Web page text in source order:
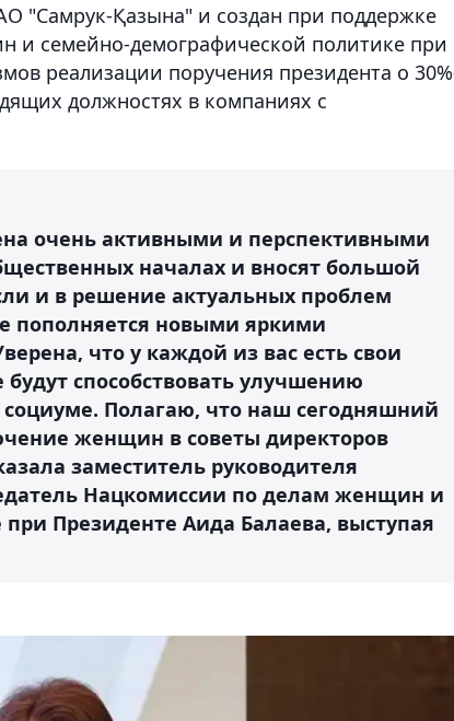
"Самрук-Қазына" и создан при поддержке
семейно-демографической политике при
реализации поручения президента о
должностях в компаниях с
очень активными и перспективными
началах и вносят большой
и в решение актуальных проблем
пополняется новыми яркими
что у каждой из вас есть свои
способствовать улучшению
Полагаю, что наш сегодняшний
женщин в советы директоров
заместитель руководителя
Нацкомиссии по делам женщин и
Президенте Аида Балаева, выступая